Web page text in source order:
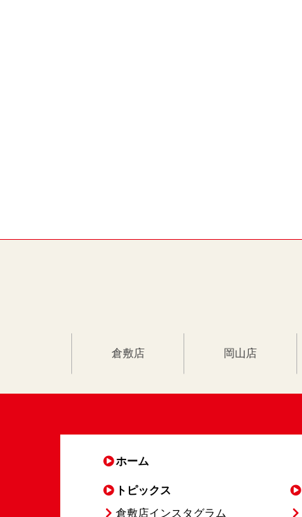
倉敷店 岡山店
ホーム
トピックス
倉敷店インスタグラム